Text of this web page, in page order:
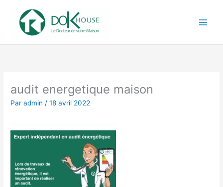
contenu
audit energetique maison
Paradmin/18 avril 2022